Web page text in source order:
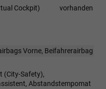
Cockpit)
vorhanden
Vorne, Beifahrerairbag
(City-Safety),
Abstandstempomat